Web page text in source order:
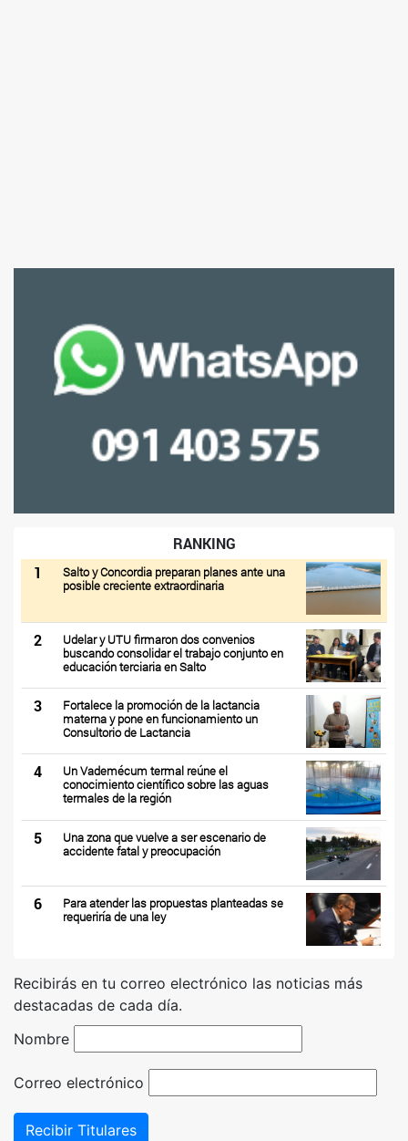
RANKING
1
Salto y Concordia preparan planes ante una
posible creciente extraordinaria
2
Udelar y UTU firmaron dos convenios
buscando consolidar el trabajo conjunto en
educación terciaria en Salto
3
Fortalece la promoción de la lactancia
materna y pone en funcionamiento un
Consultorio de Lactancia
4
Un Vademécum termal reúne el
conocimiento científico sobre las aguas
termales de la región
5
Una zona que vuelve a ser escenario de
accidente fatal y preocupación
6
Para atender las propuestas planteadas se
requeriría de una ley
Recibirás en tu correo electrónico las noticias más
destacadas de cada día.
Nombre
Correo electrónico
Recibir Titulares